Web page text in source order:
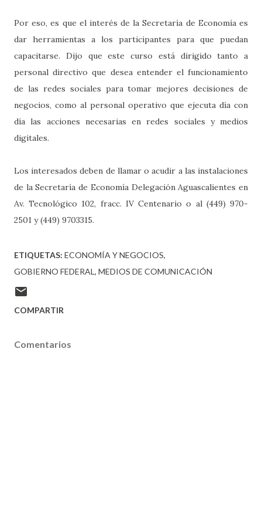
Por eso, es que el interés de la Secretaría de Economía es
dar herramientas a los participantes para que puedan
capacitarse. Dijo que este curso está dirigido tanto a
personal directivo que desea entender el funcionamiento
de las redes sociales para tomar mejores decisiones de
negocios, como al personal operativo que ejecuta día con
día las acciones necesarias en redes sociales y medios
digitales.
Los interesados deben de llamar o acudir a las instalaciones
de la Secretaría de Economía Delegación Aguascalientes en
Av. Tecnológico 102, fracc. IV Centenario o al (449) 970-
2501 y (449) 9703315.
ETIQUETAS: ECONOMÍA Y NEGOCIOS
GOBIERNO FEDERAL MEDIOS DE COMUNICACIÓN
COMPARTIR
Comentarios